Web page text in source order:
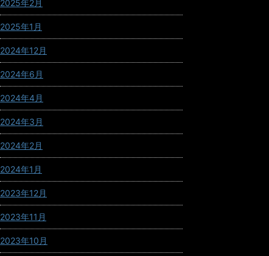
2025年2月
2025年1月
2024年12月
2024年6月
2024年4月
2024年3月
2024年2月
2024年1月
2023年12月
2023年11月
2023年10月